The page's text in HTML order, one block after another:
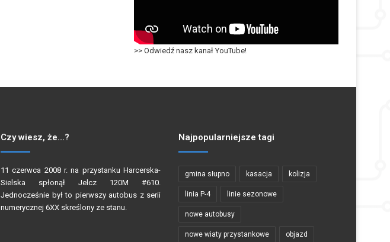
>> Odwiedź nasz kanał YouTube!
Czy wiesz, że…?
11 czerwca 2008 r. na przystanku Harcerska-
Sielska spłonął Jelcz 120M #610.
Jednocześnie był to pierwszy autobus z serii
numerycznej 6XX skreślony ze stanu.
Najpopularniejsze tagi
gmina słupno kasacja kolizja
linia P-4 linie sezonowe
nowe autobusy
nowe wiaty przystankowe objazd